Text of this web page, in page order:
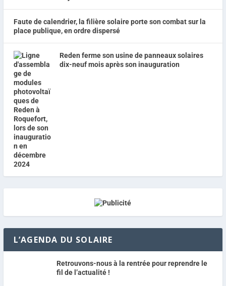
Faute de calendrier, la filière solaire porte son combat sur la
place publique, en ordre dispersé
Reden ferme son usine de panneaux solaires
dix-neuf mois après son inauguration
L’AGENDA DU SOLAIRE
Retrouvons-nous à la rentrée pour reprendre le
fil de l’actualité !